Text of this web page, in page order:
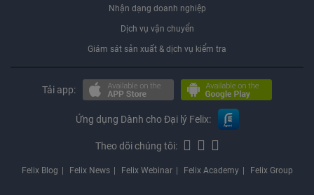
Nhận dạng doanh nghiệp
Dịch vụ vận chuyển
Giám sát sản xuất & dịch vụ kiểm tra
Tải app:
Ứng dụng Dành cho Đại lý Felix:
Theo dõi chúng tôi:
Felix Blog Felix News Felix Webinar Felix Academy Felix Group